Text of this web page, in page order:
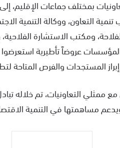
بمختلف جماعات
التعاون، ووكالة التنمية
ومكتب الاستشارة
عروضاً تأطيرية استعرضوا
المستجدات والفرص المتاحة
ممثلي التعاونيات، تم خلاله
مساهمتها في التنمية